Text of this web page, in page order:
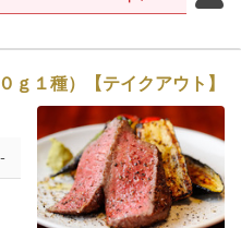
【テイクアウト】特選A5和牛の炭火焼（１００ｇ１種）